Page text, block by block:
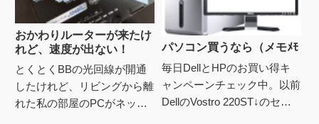
おかわりルーターが来たけ
れど、速度が出ない！
とくとくBBの光回線が開通
したけれど、リビングから離
れた私の部屋のPCがネット
パソコン買うなら（メモﾒﾓ
毎日DellとHPのお買い得キ
ャンペーンチェック中。以前
DellのVostro 220ST↓のセッ